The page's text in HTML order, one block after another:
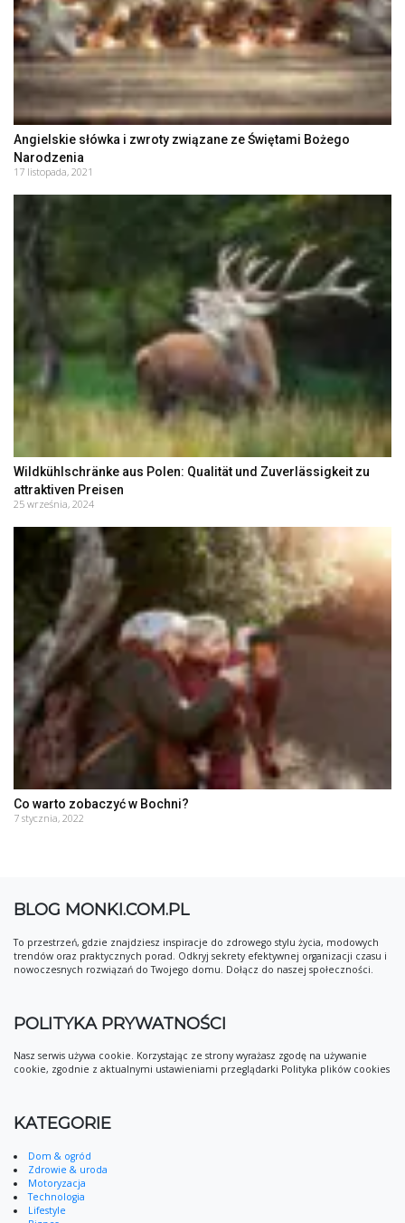
Angielskie słówka i zwroty związane ze Świętami Bożego
Narodzenia
17 listopada, 2021
Wildkühlschränke aus Polen: Qualität und Zuverlässigkeit zu
attraktiven Preisen
25 września, 2024
Co warto zobaczyć w Bochni?
7 stycznia, 2022
BLOG MONKI.COM.PL
To przestrzeń, gdzie znajdziesz inspiracje do zdrowego stylu życia, modowych
trendów oraz praktycznych porad. Odkryj sekrety efektywnej organizacji czasu i
nowoczesnych rozwiązań do Twojego domu. Dołącz do naszej społeczności.
POLITYKA PRYWATNOŚCI
Nasz serwis używa cookie. Korzystając ze strony wyrażasz zgodę na używanie
cookie, zgodnie z aktualnymi ustawieniami przeglądarki Polityka plików cookies
KATEGORIE
Dom & ogród
Zdrowie & uroda
Motoryzacja
Technologia
Lifestyle